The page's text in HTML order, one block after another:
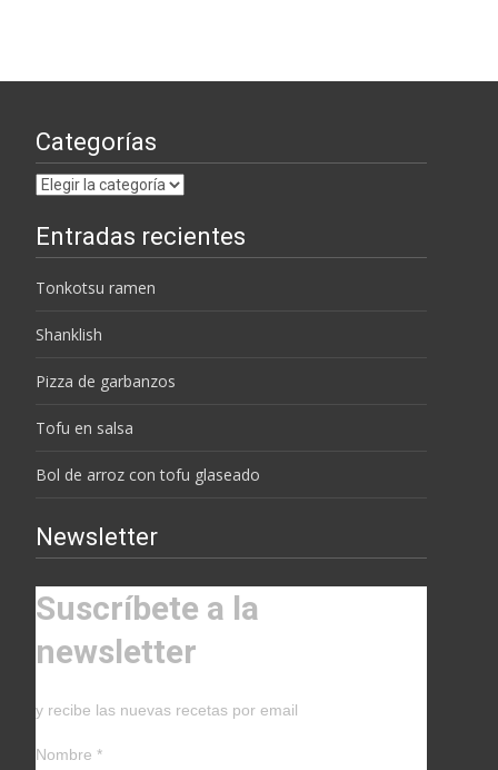
Categorías
Categorías
Entradas recientes
Tonkotsu ramen
Shanklish
Pizza de garbanzos
Tofu en salsa
Bol de arroz con tofu glaseado
Newsletter
Suscríbete a la
newsletter
y recibe las nuevas recetas por email
Nombre *